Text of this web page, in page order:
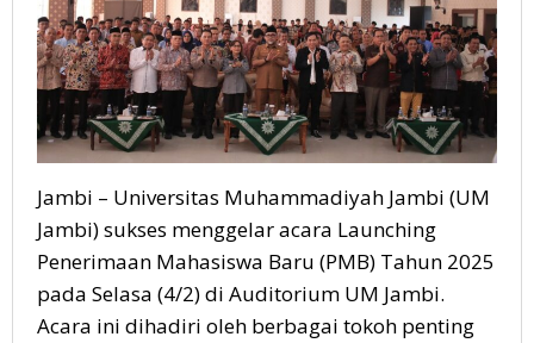
Jambi – Universitas Muhammadiyah Jambi (UM
Jambi) sukses menggelar acara Launching
Penerimaan Mahasiswa Baru (PMB) Tahun 2025
pada Selasa (4/2) di Auditorium UM Jambi.
Acara ini dihadiri oleh berbagai tokoh penting